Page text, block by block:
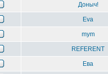
Доныч!
Eva
mym
REFERENT
Ева